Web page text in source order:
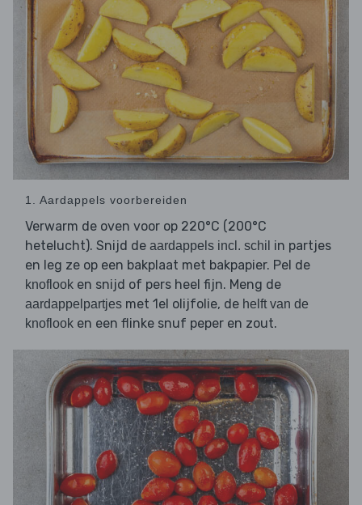
1. Aardappels voorbereiden
Verwarm de oven voor op 220°C (200°C
hetelucht). Snijd de aardappels incl. schil in partjes
en leg ze op een bakplaat met bakpapier. Pel de
knoflook en snijd of pers heel fijn. Meng de
aardappelpartjes met 1el olijfolie, de helft van de
knoflook en een flinke snuf peper en zout.